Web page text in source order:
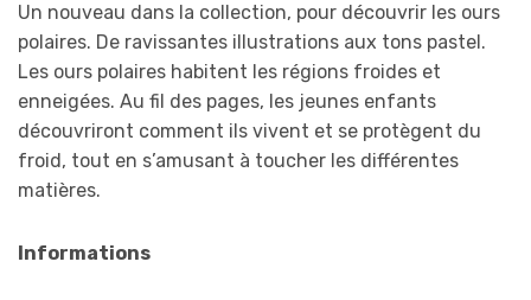
Un nouveau dans la collection, pour découvrir les ours
polaires. De ravissantes illustrations aux tons pastel.
Les ours polaires habitent les régions froides et
enneigées. Au fil des pages, les jeunes enfants
découvriront comment ils vivent et se protègent du
froid, tout en s’amusant à toucher les différentes
matières.
Informations